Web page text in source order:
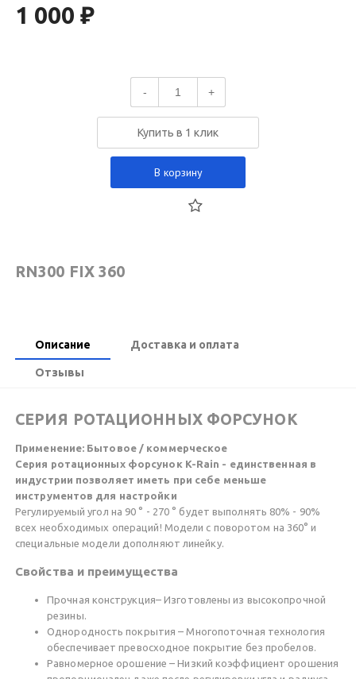
1 000 ₽
- +
Купить в 1 клик
В корзину
RN300 FIX 360
Описание Доставка и оплата
Отзывы
СЕРИЯ РОТАЦИОННЫХ ФОРСУНОК
Применение: Бытовое / коммерческое
Серия ротационных форсунок K-Rain - единственная в
индустрии позволяет иметь при себе меньше
инструментов для настройки
Регулируемый угол на 90 ° - 270 ° будет выполнять 80% - 90%
всех необходимых операций! Модели с поворотом на 360° и
специальные модели дополняют линейку.
Свойства и преимущества
Прочная конструкция– Изготовлены из высокопрочной
резины.
Однородность покрытия – Многопоточная технология
обеспечивает превосходное покрытие без пробелов.
Равномерное орошение – Низкий коэффициент орошения